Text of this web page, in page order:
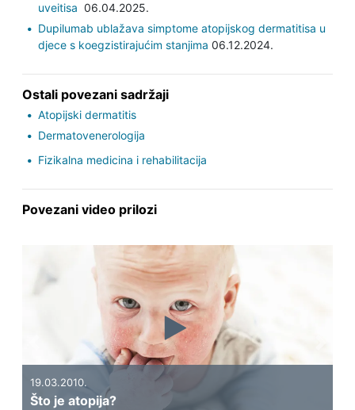
uveitisa 06.04.2025.
Dupilumab ublažava simptome atopijskog dermatitisa u
djece s koegzistirajućim stanjima 06.12.2024.
Ostali povezani sadržaji
Atopijski dermatitis
Dermatovenerologija
Fizikalna medicina i rehabilitacija
Povezani video prilozi
19.03.2010.
Što je atopija?